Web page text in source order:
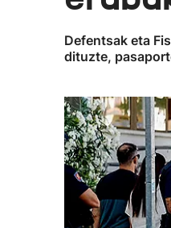
Defentsak eta
dituzte,